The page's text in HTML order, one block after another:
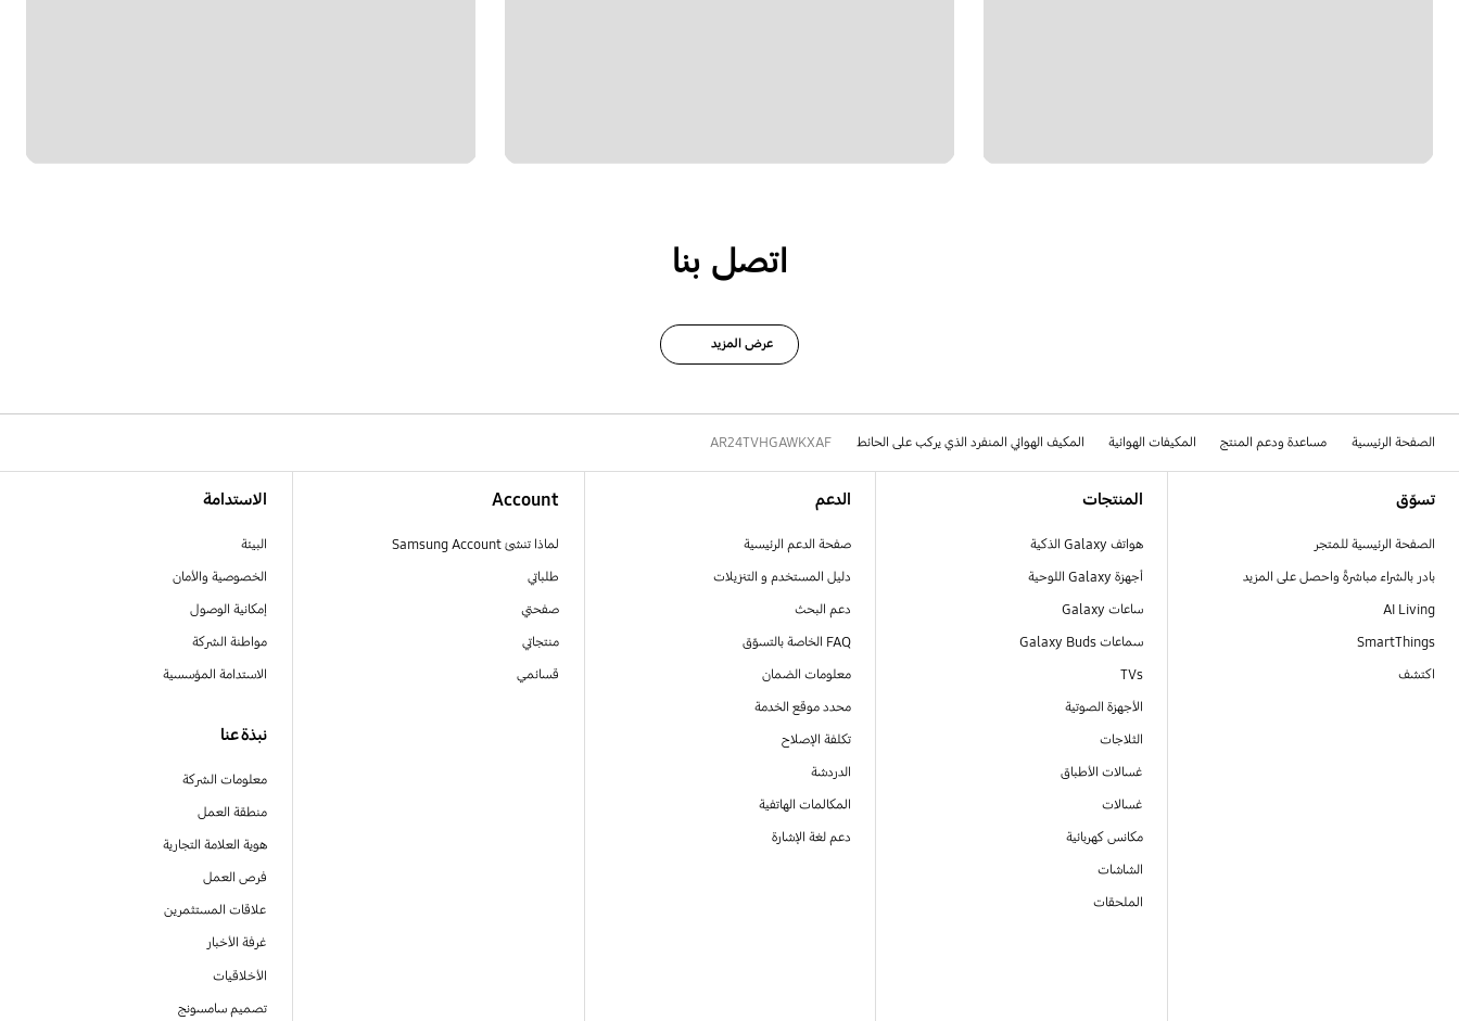
اتصل بنا
عرض المزيد
الصفحة الرئيسية مساعدة ودعم المنتج المكيفات الهوائية المكيف الهوائي المنفرد الذي يركب على الحائط AR24TVHGAWKXAF
تسوّق
الصفحة الرئيسية للمتجر
بادر بالشراء مباشرةً واحصل على المزيد
AI Living
SmartThings
اكتشف
المنتجات
هواتف Galaxy الذكية
أجهزة Galaxy اللوحية
ساعات Galaxy
سماعات Galaxy Buds
TVs
الأجهزة الصوتية
الثلاجات
غسالات الأطباق
غسالات
مكانس كهربائية
الشاشات
الملحقات
الدعم
صفحة الدعم الرئيسية
دليل المستخدم و التنزيلات
دعم البحث
FAQ الخاصة بالتسوّق
معلومات الضمان
محدد موقع الخدمة
تكلفة الإصلاح
الدردشة
المكالمات الهاتفية
دعم لغة الإشارة
Account
لماذا تنشئ Samsung Account
طلباتي
صفحتي
منتجاتي
قسائمي
الاستدامة
البيئة
الخصوصية والأمان
إمكانية الوصول
مواطنة الشركة
الاستدامة المؤسسية
نبذة عنا
معلومات الشركة
منطقة العمل
هوية العلامة التجارية
فرص العمل
علاقات المستثمرين
غرفة الأخبار
الأخلاقيات
تصميم سامسونج